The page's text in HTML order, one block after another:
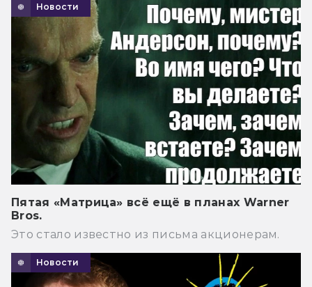
Новости
Пятая «Матрица» всё ещё в планах Warner
Bros.
Это стало известно из письма акционерам.
Новости